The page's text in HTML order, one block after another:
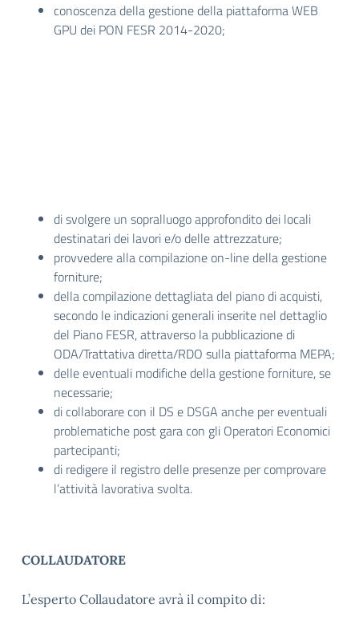
conoscenza della gestione della piattaforma WEB
GPU dei PON FESR 2014-2020;
di svolgere un sopralluogo approfondito dei locali
destinatari dei lavori e/o delle attrezzature;
provvedere alla compilazione on-line della gestione
forniture;
della compilazione dettagliata del piano di acquisti,
secondo le indicazioni generali inserite nel dettaglio
del Piano FESR, attraverso la pubblicazione di
ODA/Trattativa diretta/RDO sulla piattaforma MEPA;
delle eventuali modifiche della gestione forniture, se
necessarie;
di collaborare con il DS e DSGA anche per eventuali
problematiche post gara con gli Operatori Economici
partecipanti;
di redigere il registro delle presenze per comprovare
l’attività lavorativa svolta.
COLLAUDATORE
L’esperto Collaudatore avrà il compito di: